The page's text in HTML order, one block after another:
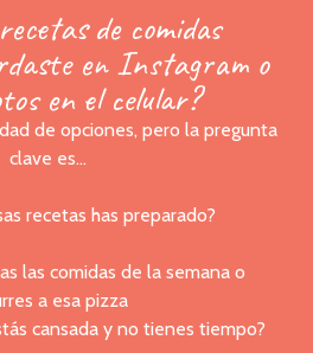
de comidas
en Instagram o
en el celular?
de opciones, pero la pregunta
clave es…
recetas has preparado?
las comidas de la semana o
a esa pizza
cansada y no tienes tiempo?